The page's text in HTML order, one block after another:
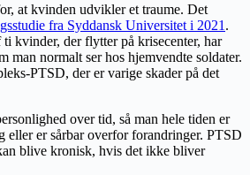
at kvinden udvikler et traume. Det
fra Syddansk Universitet i 2021 .
kvinder, der flytter på krisecenter, har
man normalt ser hos hjemvendte soldater.
PTSD, der er varige skader på det
over tid, så man hele tiden er
eller er sårbar overfor forandringer. PTSD
blive kronisk, hvis det ikke bliver